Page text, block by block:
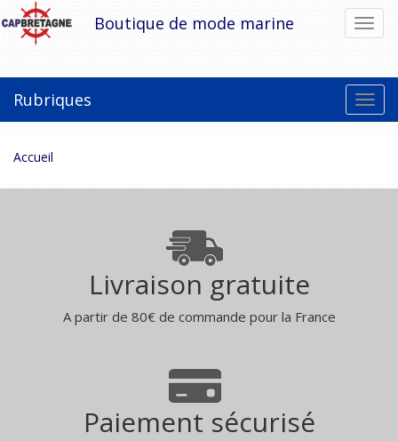
Aller
au
contenu
la
Boutique de mode marine
la
Rubriques
Vous
ici :
Accueil
Livraison gratuite
A partir de 80€ de commande pour la France
Paiement sécurisé